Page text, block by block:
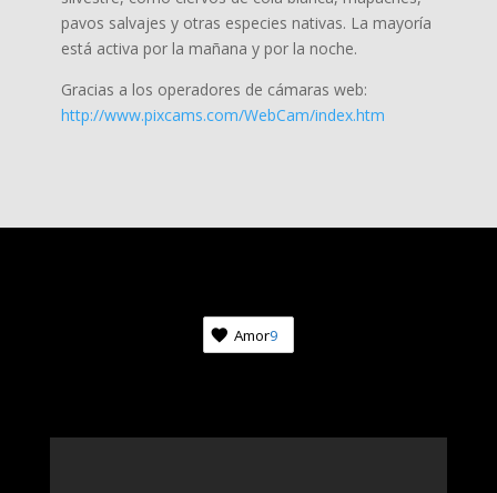
pavos salvajes y otras especies nativas. La mayoría
está activa por la mañana y por la noche.
Gracias a los operadores de cámaras web:
http://www.pixcams.com/WebCam/index.htm
Amor9